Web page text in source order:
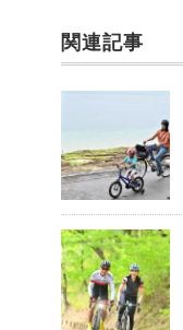
関連記事